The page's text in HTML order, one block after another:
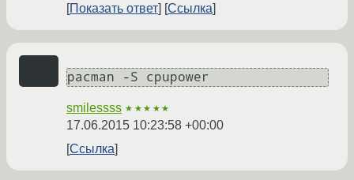
Показать ответ
Ссылка
smilessss ★★★★★
17.06.2015 10:23:58 +00:00
Ссылка